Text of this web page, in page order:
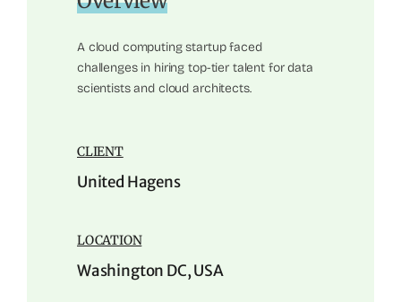
A cloud computing startup faced
challenges in hiring top-tier talent for data
scientists and cloud architects.
CLIENT
United Hagens
LOCATION
Washington DC, USA